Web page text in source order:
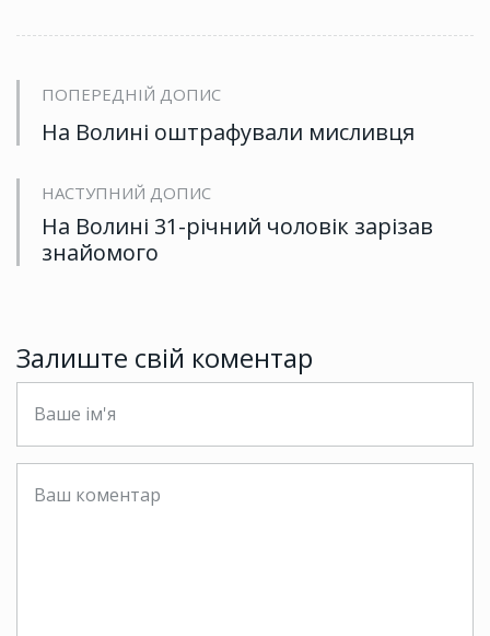
ПОПЕРЕДНІЙ ДОПИС
На Волині оштрафували мисливця
НАСТУПНИЙ ДОПИС
На Волині 31-річний чоловік зарізав
знайомого
Залиште свій коментар